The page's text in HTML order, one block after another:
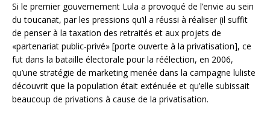
Si le premier gouvernement Lula a provoqué de l’envie au sein
du toucanat, par les pressions qu’il a réussi à réaliser (il suffit
de penser à la taxation des retraités et aux projets de
«partenariat public-privé» [porte ouverte à la privatisation], ce
fut dans la bataille électorale pour la réélection, en 2006,
qu’une stratégie de marketing menée dans la campagne luliste
découvrit que la population était exténuée et qu’elle subissait
beaucoup de privations à cause de la privatisation.